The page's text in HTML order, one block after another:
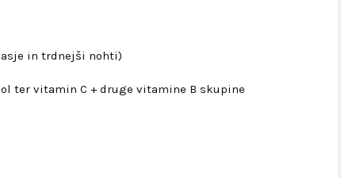
in trdnejši nohti)
ter vitamin C + druge vitamine B skupine